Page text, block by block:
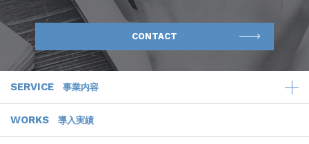
CONTACT
SERVICE 事業内容
WORKS 導入実績